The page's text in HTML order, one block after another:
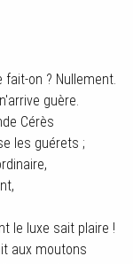
on ? Nullement.
guère.
Cérès
les guérets ;
le luxe sait plaire !
aux moutons